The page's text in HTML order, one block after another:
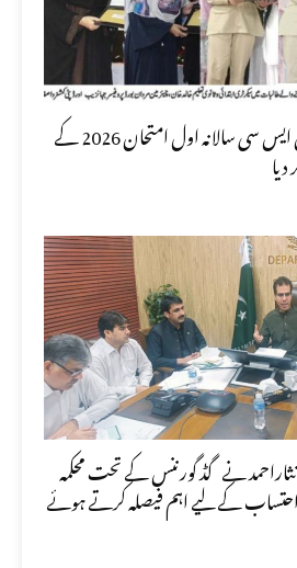
تعلیمی بورڈ مردان نے ایس ایس سی سالانہ اول امتحان 2026 کے
نے گڈ گورننس کے تحت محکمہ
کے لیے اہم فیصلہ کرتے ہوئے